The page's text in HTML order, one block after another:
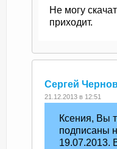
Не могу
приходит.
Сергей
21.12.2013 в 12:51
Ксения, Вы
подписаны
19.07.2013.